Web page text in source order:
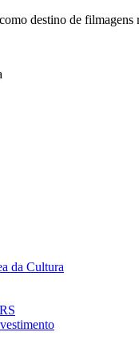
destino de
da Cultura